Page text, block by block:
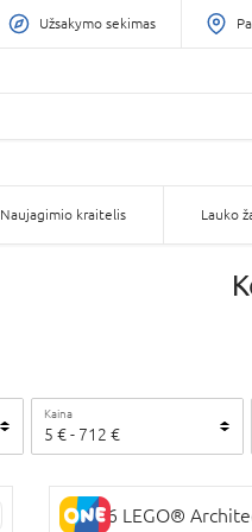
Užsakymo sekimas
Naujagimio kraitelis Lauko
Kaina
5 €- 712 €
21066 LEGO®